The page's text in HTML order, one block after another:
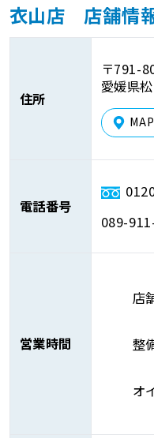
衣山店 店舗情
住所
〒791-
愛媛県
電話番号
089-
営業時間
店
整
オ